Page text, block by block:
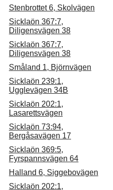
Stenbrottet 6, Skolvägen
Sicklaön 367:7,
Diligensvägen 38
Sicklaön 367:7,
Diligensvägen 38
Småland 1, Björnvägen
Sicklaön 239:1,
Ugglevägen 34B
Sicklaön 202:1,
Lasarettsvägen
Sicklaön 73:94,
Bergåsavägen 17
Sicklaön 369:5,
Fyrspannsvägen 64
Halland 6, Siggebovägen
Sicklaön 202:1,